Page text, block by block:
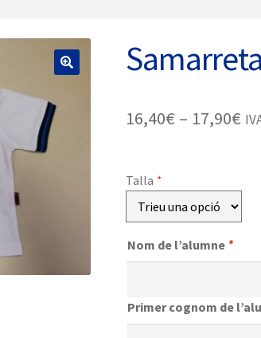
Samarreta
16,40€ – 17,90€
Talla *
Nom de l’alumne *
Primer cognom de